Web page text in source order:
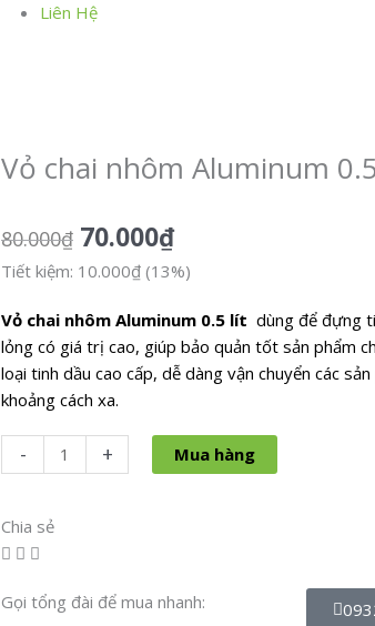
Liên Hệ
Vỏ chai nhôm Aluminum
80.000₫ 70.000₫
Tiết kiệm: 10.000₫ (13%)
Vỏ chai nhôm Aluminum 0.5 lít dùng để đựng
lỏng có giá trị cao, giúp bảo quản tốt sản phẩm
loại tinh dầu cao cấp, dễ dàng vận chuyển các
khoảng cách xa.
-
chai
Aluminum
0.5
số
+ Mua hàng
Chia sẻ
Gọi tổng đài để mua nhanh: